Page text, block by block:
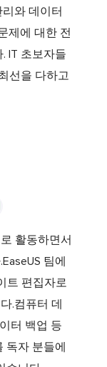
리와 데이터
제에 대한 전
IT 초보자들
선을 다하고
활동하면서
팀에
트 편집자로
.컴퓨터 데
터 백업 등
독자 분들에